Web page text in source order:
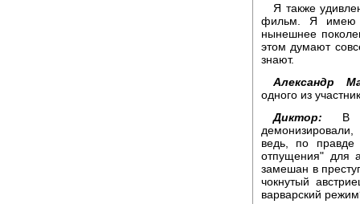
Я также
фильм. Я имею
нынешнее
этом думают
знают.
Александр
одного из
Диктор: В
ведь, по правде
отпущения" для
замешан в
чокнутый
варварский